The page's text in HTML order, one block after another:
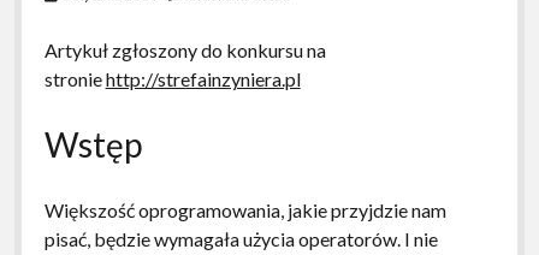
Artykuł zgłoszony do konkursu na
stroniehttp://strefainzyniera.pl
Wstęp
Większość oprogramowania, jakie przyjdzie nam
pisać, będzie wymagała użycia operatorów. I nie